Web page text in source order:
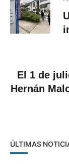
El 1 de
Hernán
ÚLTIMAS